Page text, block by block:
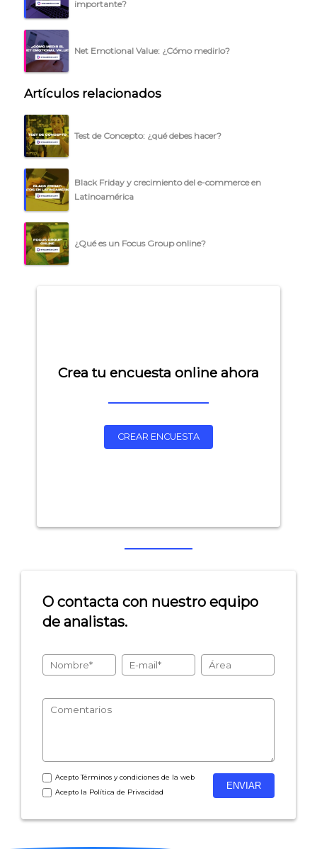
importante?
Net Emotional Value: ¿Cómo medirlo?
Artículos relacionados
Test de Concepto: ¿qué debes hacer?
Black Friday y crecimiento del e-commerce en
Latinoamérica
¿Qué es un Focus Group online?
Crea tu encuesta online ahora
CREAR ENCUESTA
O contacta con nuestro equipo
de analistas.
AceptoTérminos y condicionesde la web
Acepto la Política de Privacidad